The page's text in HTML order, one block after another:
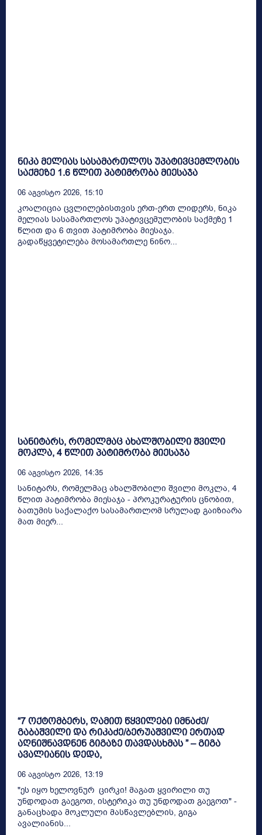
ნიკა მელიას სასამართლოს უპატივცემლობის
საქმეზე 1.6 წლით პატიმრობა მიესაჯა
06 Აგვისტო 2026, 15:10
კოალიცია ცვლილებისთვის ერთ-ერთ ლიდერს, ნიკა
მელიას სასამართლოს უპატივცემულობის საქმეზე 1
წლით და 6 თვით პატიმრობა მიესაჯა.
გადაწყვეტილება მოსამართლე ნინო...
სანიტარს, რომელმაც ახალშობილი შვილი
მოკლა, 4 წლით პატიმრობა მიესაჯა
06 Აგვისტო 2026, 14:35
სანიტარს, რომელმაც ახალშობილი შვილი მოკლა, 4
წლით პატიმრობა მიესაჯა - პროკურატურის ცნობით,
ბათუმის საქალაქო სასამართლომ სრულად გაიზიარა
მათ მიერ...
“7 ოქტომბერს, ღამით წყვილები იმნაძე/
გაბაშვილი და რიკაძე/ბერუაშვილი ერთად
აღნიშნავდნენ გიგაზე თავდასხმას ” – გიგა
ავალიანის დედა,
06 Აგვისტო 2026, 13:19
"ეს იყო ხელოვნურ ცირკი! მაგათ ყვირილი თუ
უნდოდათ გაეგოთ, ისტერიკა თუ უნდოდათ გაეგოთ" -
განაცხადა მოკლული მასწავლებლის, გიგა
ავალიანის...